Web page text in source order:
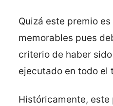
Quizá este premio
memorables pues
criterio de haber
ejecutado en todo el
Históricamente, este